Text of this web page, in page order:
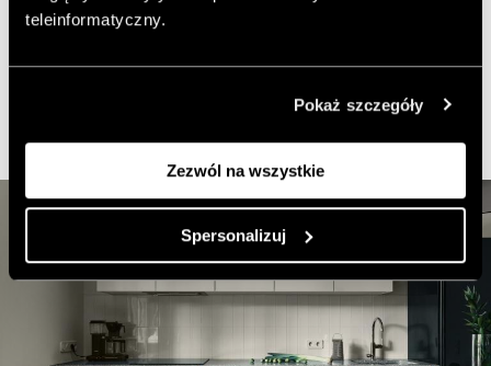
teleinformatyczny.
Pokaż szczegóły
Zezwól na wszystkie
Spersonalizuj
nawiązać do wyjątkowego, modernistycznego stylu
naturalnych materiałów .